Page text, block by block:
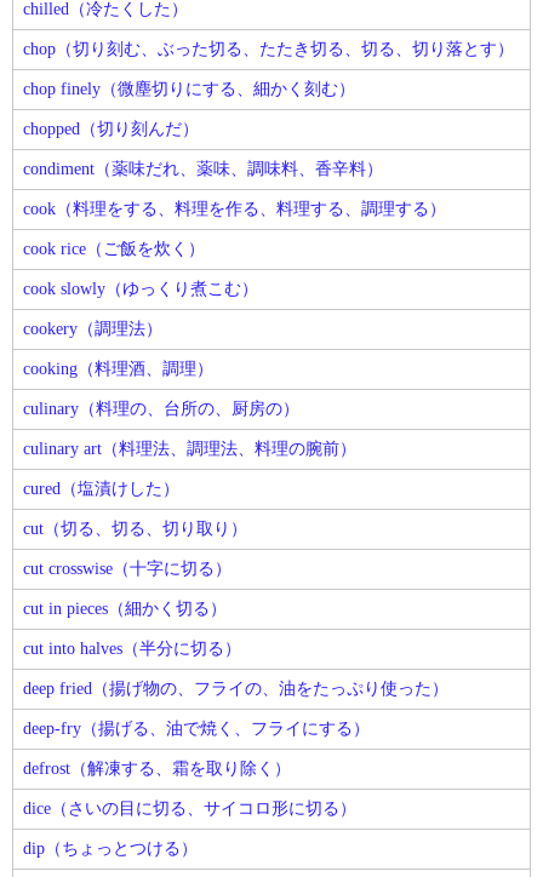
chilled（冷たくした）
chop（切り刻む、ぶった切る、たたき切る、切る、切り落とす）
chop finely（微塵切りにする、細かく刻む）
chopped（切り刻んだ）
condiment（薬味だれ、薬味、調味料、香辛料）
cook（料理をする、料理を作る、料理する、調理する）
cook rice（ご飯を炊く）
cook slowly（ゆっくり煮こむ）
cookery（調理法）
cooking（料理酒、調理）
culinary（料理の、台所の、厨房の）
culinary art（料理法、調理法、料理の腕前）
cured（塩漬けした）
cut（切る、切る、切り取り）
cut crosswise（十字に切る）
cut in pieces（細かく切る）
cut into halves（半分に切る）
deep fried（揚げ物の、フライの、油をたっぷり使った）
deep-fry（揚げる、油で焼く、フライにする）
defrost（解凍する、霜を取り除く）
dice（さいの目に切る、サイコロ形に切る）
dip（ちょっとつける）